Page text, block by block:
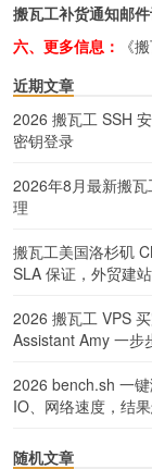
搬瓦工补货通知邮
六、更多信息：
《
近期文章
2026 搬瓦工 SSH
密钥登录
2026年8月最新搬
理
搬瓦工美国洛杉矶
SLA 保证，外贸建
2026 搬瓦工 VPS
Assistant Amy 一步
2026 bench.sh 一
IO、网络速度，结
随机文章